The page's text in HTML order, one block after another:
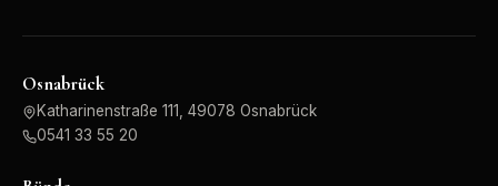
Osnabrück
Katharinenstraße 111, 49078 Osnabrück
0541 33 55 20